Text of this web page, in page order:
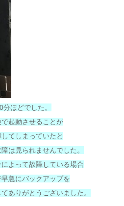
ほどでした。
起動させることが
てしまっていたと
は見られませんでした。
よって故障している場合
急にバックアップを
ありがとうございました。